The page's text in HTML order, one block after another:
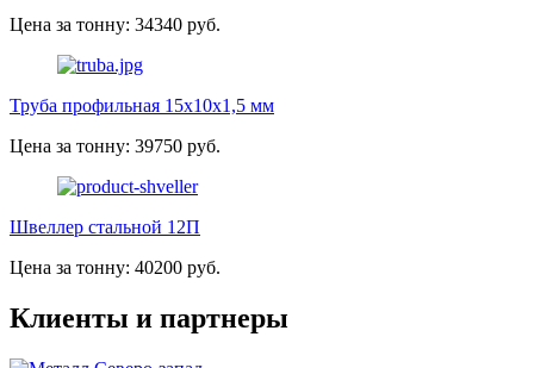
Цена за тонну: 34340 руб.
Труба профильная 15х10х1,5 мм
Цена за тонну: 39750 руб.
Швеллер стальной 12П
Цена за тонну: 40200 руб.
Клиенты и партнеры